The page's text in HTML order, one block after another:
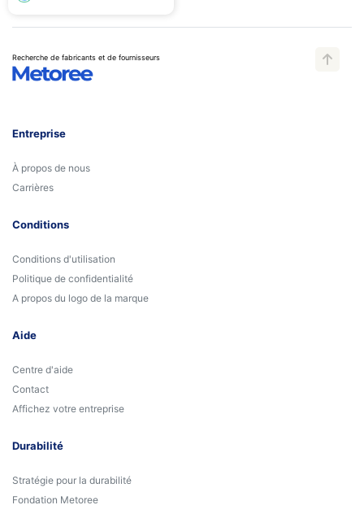
Recherche de fabricants et de fournisseurs
Entreprise
À propos de nous
Carrières
Conditions
Conditions d'utilisation
Politique de confidentialité
A propos du logo de la marque
Aide
Centre d'aide
Contact
Affichez votre entreprise
Durabilité
Stratégie pour la durabilité
Fondation Metoree